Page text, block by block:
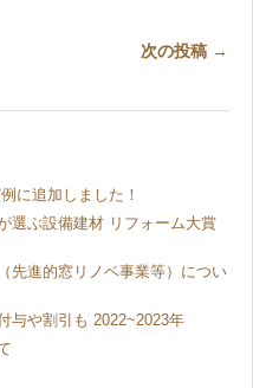
次の投稿 →
に追加しました！
選ぶ設備建材 リフォーム大賞
先進的窓リノベ事業等）につい
与や割引も 2022~2023年